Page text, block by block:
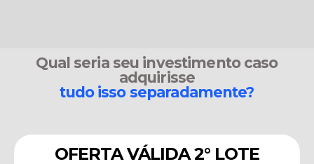
Qual seria seu investimento caso
adquirisse
tudo isso separadamente?
OFERTA VÁLIDA 2° LOTE